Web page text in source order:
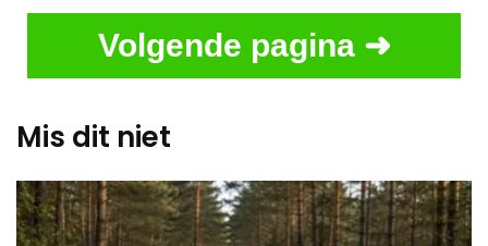
Volgende pagina ➜
Mis dit niet